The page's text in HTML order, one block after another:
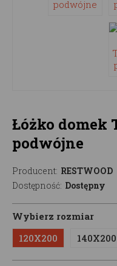
Łóżko domek
podwójne
Producent: RESTWOOD
Dostępność: Dostępny
Wybierz rozmiar
120X200
140X200